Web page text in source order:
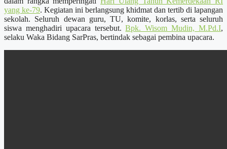
yang ke-79. Kegiatan ini berlangsung khidmat dan tertib di lapangan
sekolah. Seluruh dewan guru, TU, komite, korlas, serta seluruh
siswa menghadiri upacara tersebut.Bpk. Wisom Mudin, M.Pd.I,
selaku Waka Bidang SarPras, bertindak sebagai pembina upacara.